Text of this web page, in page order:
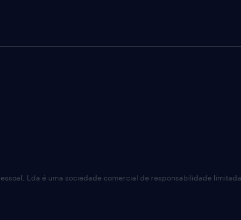
Lda é uma sociedade comercial de responsabilidade